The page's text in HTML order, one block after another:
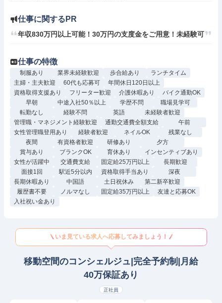
仕事に関するPR
年収830万円以上可能！30万円の支度金をご用意！未経験可
仕事の特徴
制服あり 業界未経験歓迎 歩合給あり
ランチタイム
主婦・主夫歓迎
60代も応募可
年間休日120日以上
資格取得支援あり
フリーター歓迎 介護休暇あり
バイク通勤OK
早朝
中途入社50％以上 学歴不問
職場見学可
転勤なし
経験不問 英語
未経験者歓迎
管理職・マネジメント経験歓迎
通勤交通費全額支給
午前
女性管理職登用あり
経験者歓迎 ネイルOK
残業なし
夜間
有資格者歓迎 研修あり
夕方
賞与あり
ブランクOK 育休あり
インセンティブあり
女性が活躍中
交通費支給 固定給25万円以上
長期歓迎
面接1回
駅近5分以内 資格取得手当あり
深夜
長期休暇あり
中国語 土日祝休み
第二新卒歓迎
履歴書不要
ノルマなし 固定給35万円以上
友達と応募OK
入社祝い金あり
いま見ている求人へ応募してみましょう！
移動空間のコンシェルジュ|完全予約制|月給
40万保証あり
正社員